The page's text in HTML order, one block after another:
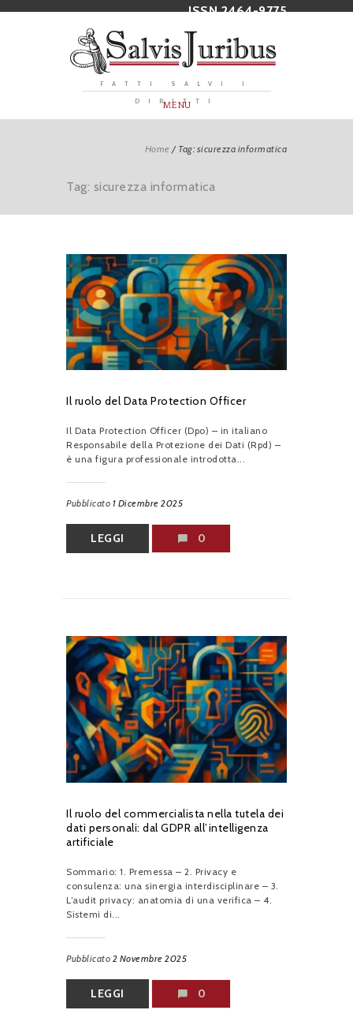
ISSN 2464-9775
FATTI SALVI I
DIRITTI
MENU
Home / Tag: sicurezza informatica
Tag: sicurezza informatica
Il ruolo del Data Protection Officer
Il Data Protection Officer (Dpo) – in italiano
Responsabile della Protezione dei Dati (Rpd) –
è una figura professionale introdotta...
Pubblicato 1 Dicembre 2025
LEGGI 0
Il ruolo del commercialista nella tutela dei
dati personali: dal GDPR all’intelligenza
artificiale
Sommario: 1. Premessa – 2. Privacy e
consulenza: una sinergia interdisciplinare – 3.
L’audit privacy: anatomia di una verifica – 4.
Sistemi di...
Pubblicato 2 Novembre 2025
LEGGI 0